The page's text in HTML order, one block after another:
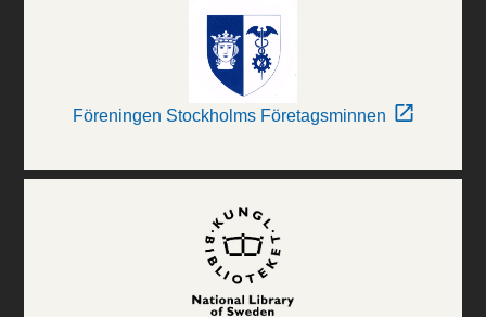
Föreningen Stockholms Företagsminnen